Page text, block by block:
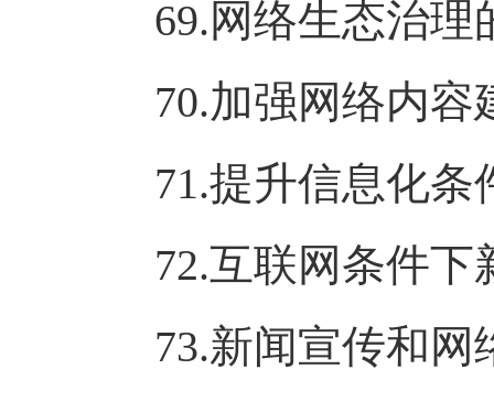
69.网络生态治
70.加强网络内
71.提升信息化
72.互联网条件
73.新闻宣传和